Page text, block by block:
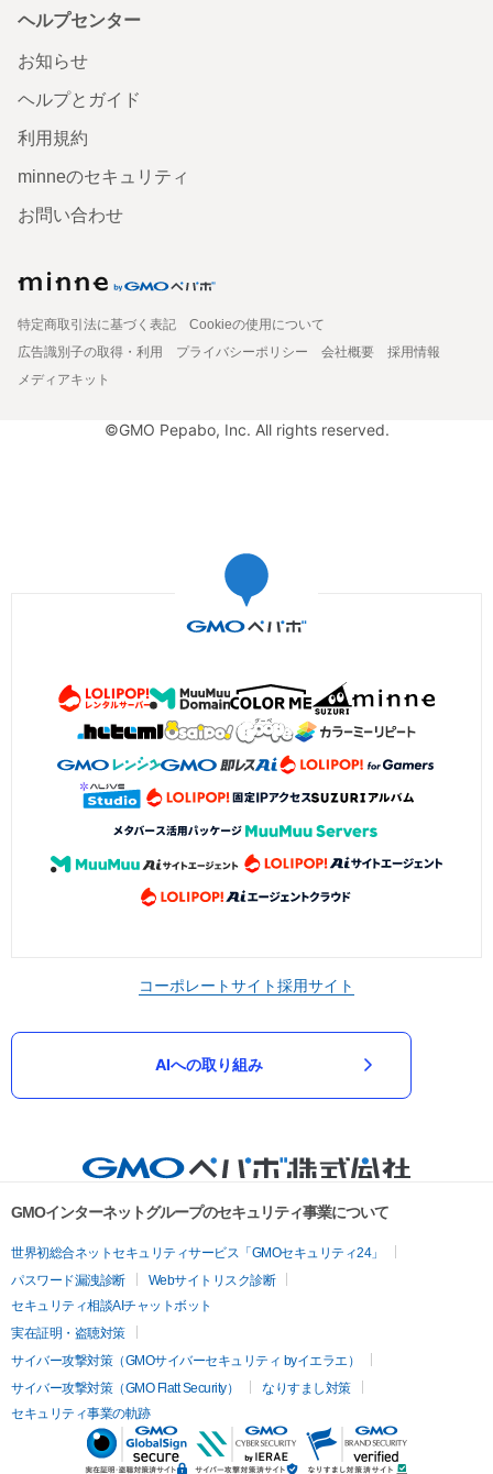
ヘルプセンター
お知らせ
ヘルプとガイド
利用規約
minneのセキュリティ
お問い合わせ
特定商取引法に基づく表記
Cookieの使用について
広告識別子の取得・利用
プライバシーポリシー 会社概要
採用情報
メディアキット
©GMO Pepabo, Inc. All rights reserved.
コーポレートサイト採用サイト
AIへの取り組み
GMOインターネットグループのセキュリティ事業について
世界初総合ネットセキュリティサービス「GMOセキュリティ24」
パスワード漏洩診断
Webサイトリスク診断
セキュリティ相談AIチャットボット
実在証明・盗聴対策
サイバー攻撃対策（GMOサイバーセキュリティ byイエラエ）
サイバー攻撃対策（GMO Flatt Security）
なりすまし対策
セキュリティ事業の軌跡